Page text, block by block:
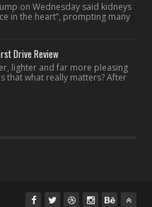
on Wednesday said kidneys
in the heart”, prompting many
Drive Review
lighter and far more pleasing
that what really matters? After